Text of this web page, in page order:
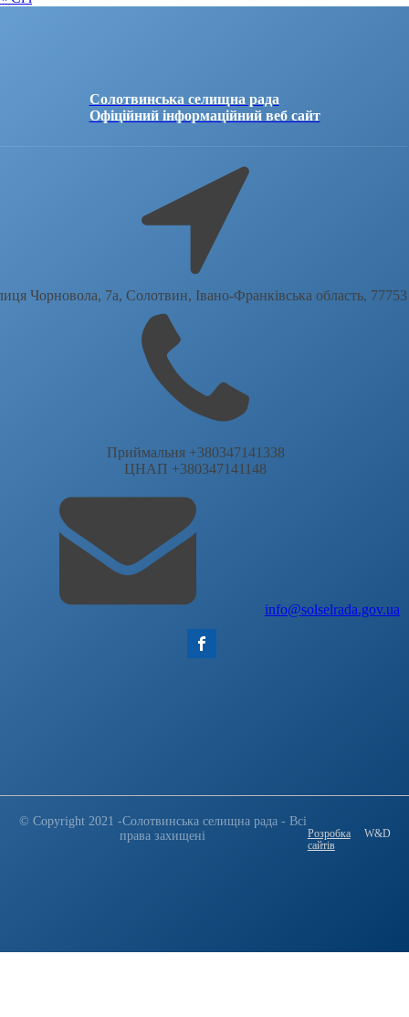
Солотвинська селищна рада
Офіційний інформаційний веб сайт
Чорновола, 7a, Солотвин, Івано-Франківська область, 77753
Приймальня +380347141338
ЦНАП +380347141148
info@solselrada.gov.ua
© Copyright 2021 -Солотвинська селищна рада - Всі
права захищені
Розробка
сайтів
W&D